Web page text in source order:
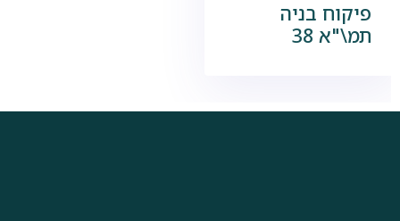
פיקוח בניה
תמ\"א 38